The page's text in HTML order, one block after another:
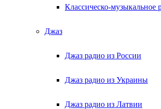
Классическо-музыкальное
Джаз
Джаз радио из России
Джаз радио из Украины
Джаз радио из Латвии